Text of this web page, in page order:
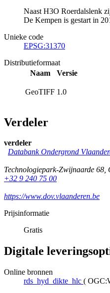
Naast H3O Roerdalslenk
De Kempen is gestart in
Unieke code
EPSG:31370
Distributieformaat
Naam
Versie
GeoTIFF 1.0
Verdeler
verdeler
Databank Ondergrond
Technologiepark-Zwijnaarde 68,
+32 9 240 75 00
https://www.dov.vlaanderen.be
Prijsinformatie
Gratis
Digitale
Online bronnen
rds_hyd_dikte_hlc (